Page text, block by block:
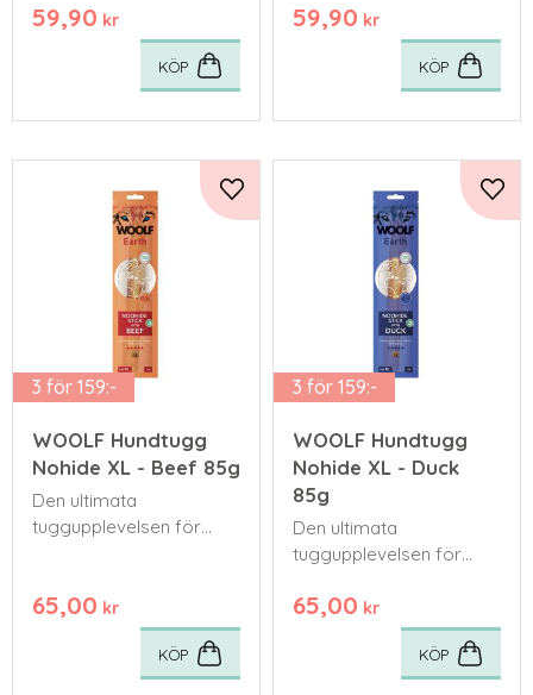
formaten.
59,90 kr
KÖP
formaten.
59,90 kr
KÖP
3 för 159:-
WOOLF Hundtugg
Nohide XL - Beef 85g
Den ultimata
tuggupplevelsen för
något extra hållbart.
65,00 kr
Lägg till i favoriter
KÖP
3 för 159:-
WOOLF Hundtugg
Nohide XL - Duck
85g
Den ultimata
tuggupplevelsen för
tuggare som kräver
något extra hållbart.
65,00 kr
KÖP